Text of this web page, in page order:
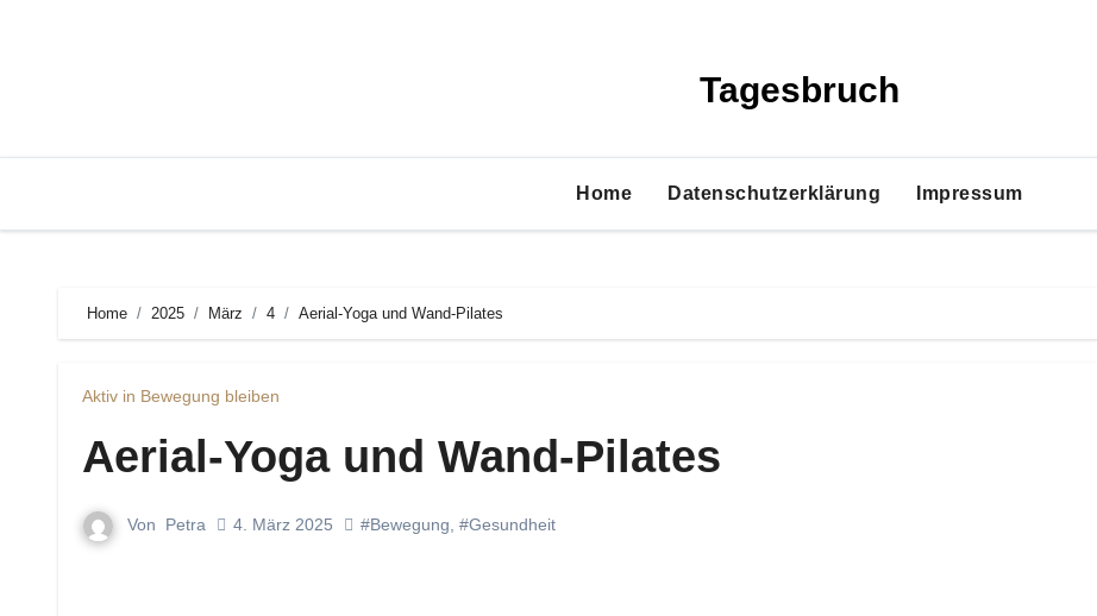
Tagesbruch
Home Datenschutzerklärung Impressum
Home 2025 März 4 Aerial-Yoga und Wand-Pilates
Aktiv in Bewegung bleiben
Aerial-Yoga und Wand-Pilates
Von Petra 4. März 2025 #Bewegung, #Gesundheit